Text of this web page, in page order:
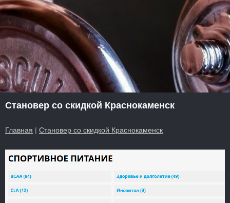
Становер со скидкой Краснокаменск
Главная | Становер со скидкой Краснокаменск